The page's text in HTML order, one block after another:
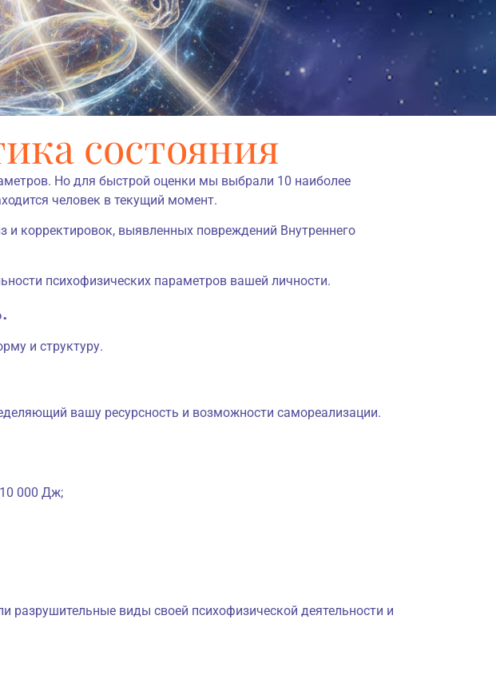
состояния
Но для быстрой оценки мы выбрали 10 наиболее
человек в текущий момент.
и корректировок, выявленных повреждений Внутреннего
психофизических параметров вашей личности.
и структуру.
вашу ресурсность и возможности самореализации.
000 Дж;
виды своей психофизической деятельности и